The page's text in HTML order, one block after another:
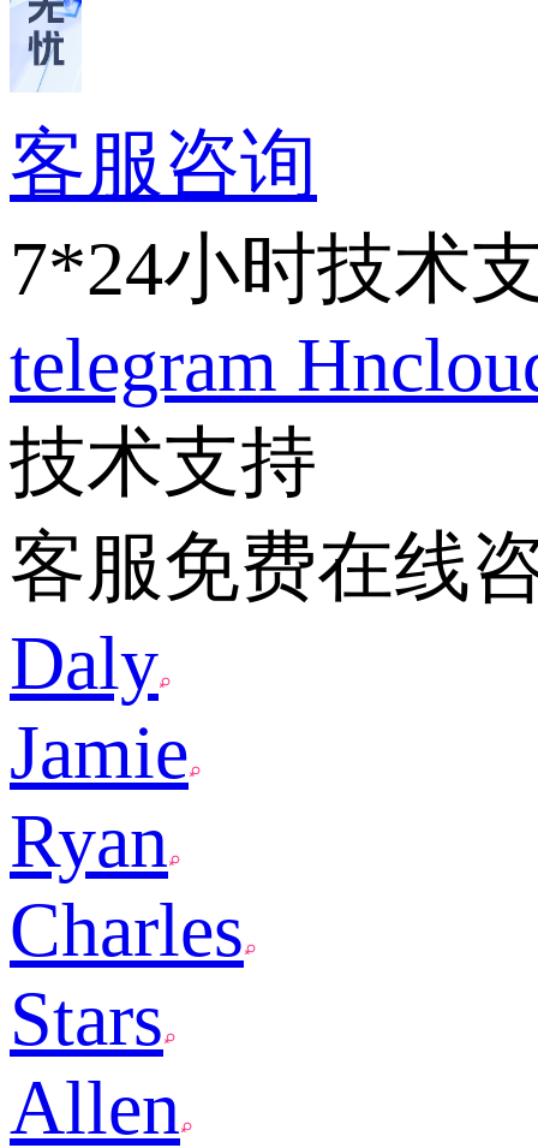
客服咨询
7*24小时技术
telegram
技术支持
客服免费在线
Daly
Jamie
Ryan
Charles
Stars
Allen